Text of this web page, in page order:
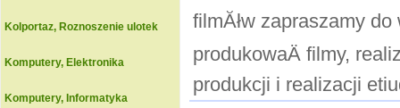
Kolportaz, Roznoszenie ulotek
Komputery, Elektronika
Komputery, Informatyka
filmĂłw zapraszamy do
produkowaÄ filmy,
produkcji i realizacji